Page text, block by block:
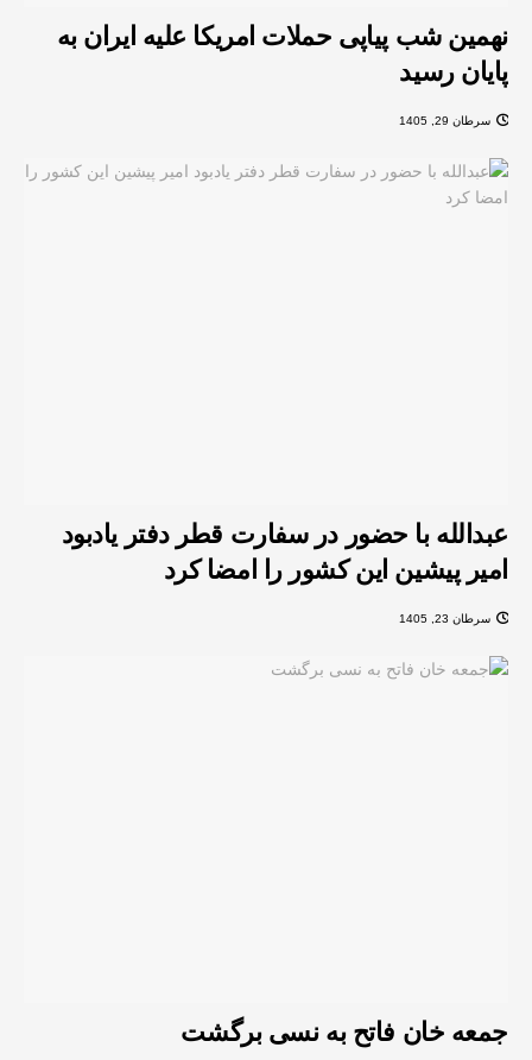
نهمین شب پیاپی حملات امریکا علیه ایران به
پایان رسید
سرطان 29, 1405
عبدالله با حضور در سفارت قطر دفتر یادبود
امیر پیشین این کشور را امضا کرد
سرطان 23, 1405
جمعه خان فاتح به نسی برگشت